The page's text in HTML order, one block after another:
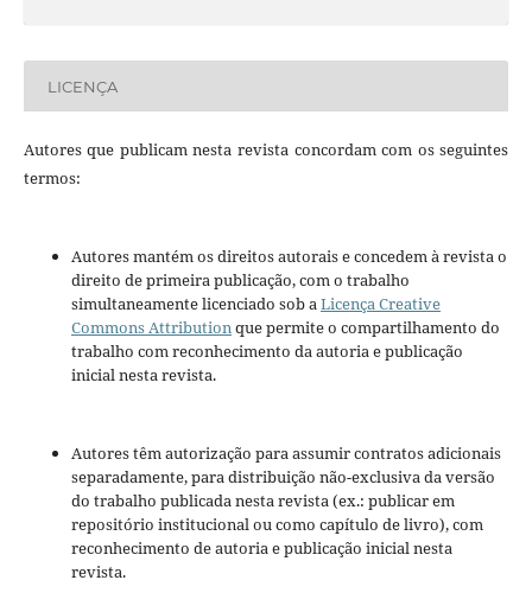
LICENÇA
Autores que publicam nesta revista concordam com os seguintes
termos:
Autores mantém os direitos autorais e concedem à revista o
direito de primeira publicação, com o trabalho
simultaneamente licenciado sob aLicença Creative
Commons Attributionque permite o compartilhamento do
trabalho com reconhecimento da autoria e publicação
inicial nesta revista.
Autores têm autorização para assumir contratos adicionais
separadamente, para distribuição não-exclusiva da versão
do trabalho publicada nesta revista (ex.: publicar em
repositório institucional ou como capítulo de livro), com
reconhecimento de autoria e publicação inicial nesta
revista.